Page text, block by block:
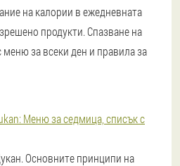
на калории в ежедневната
продукти. Спазване на
меню за всеки ден и правила за
Меню за седмица, списък с
Основните принципи на